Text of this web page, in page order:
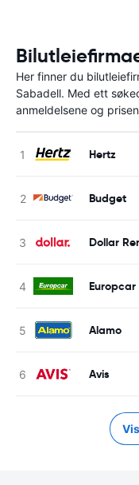
Her finner du
Sabadell. Med ett
anmeldelsene og
Hertz
Budget
Dollar
Europcar
Alamo
Avis